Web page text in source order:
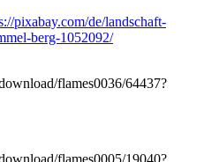
pixabay.com/de/landschaft-
berg-1052092/
flames0036/64437?
flames0005/19040?